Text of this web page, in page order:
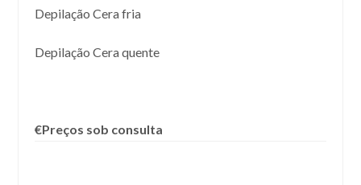
Depilação Cera fria
Depilação Cera quente
€Preços sob consulta